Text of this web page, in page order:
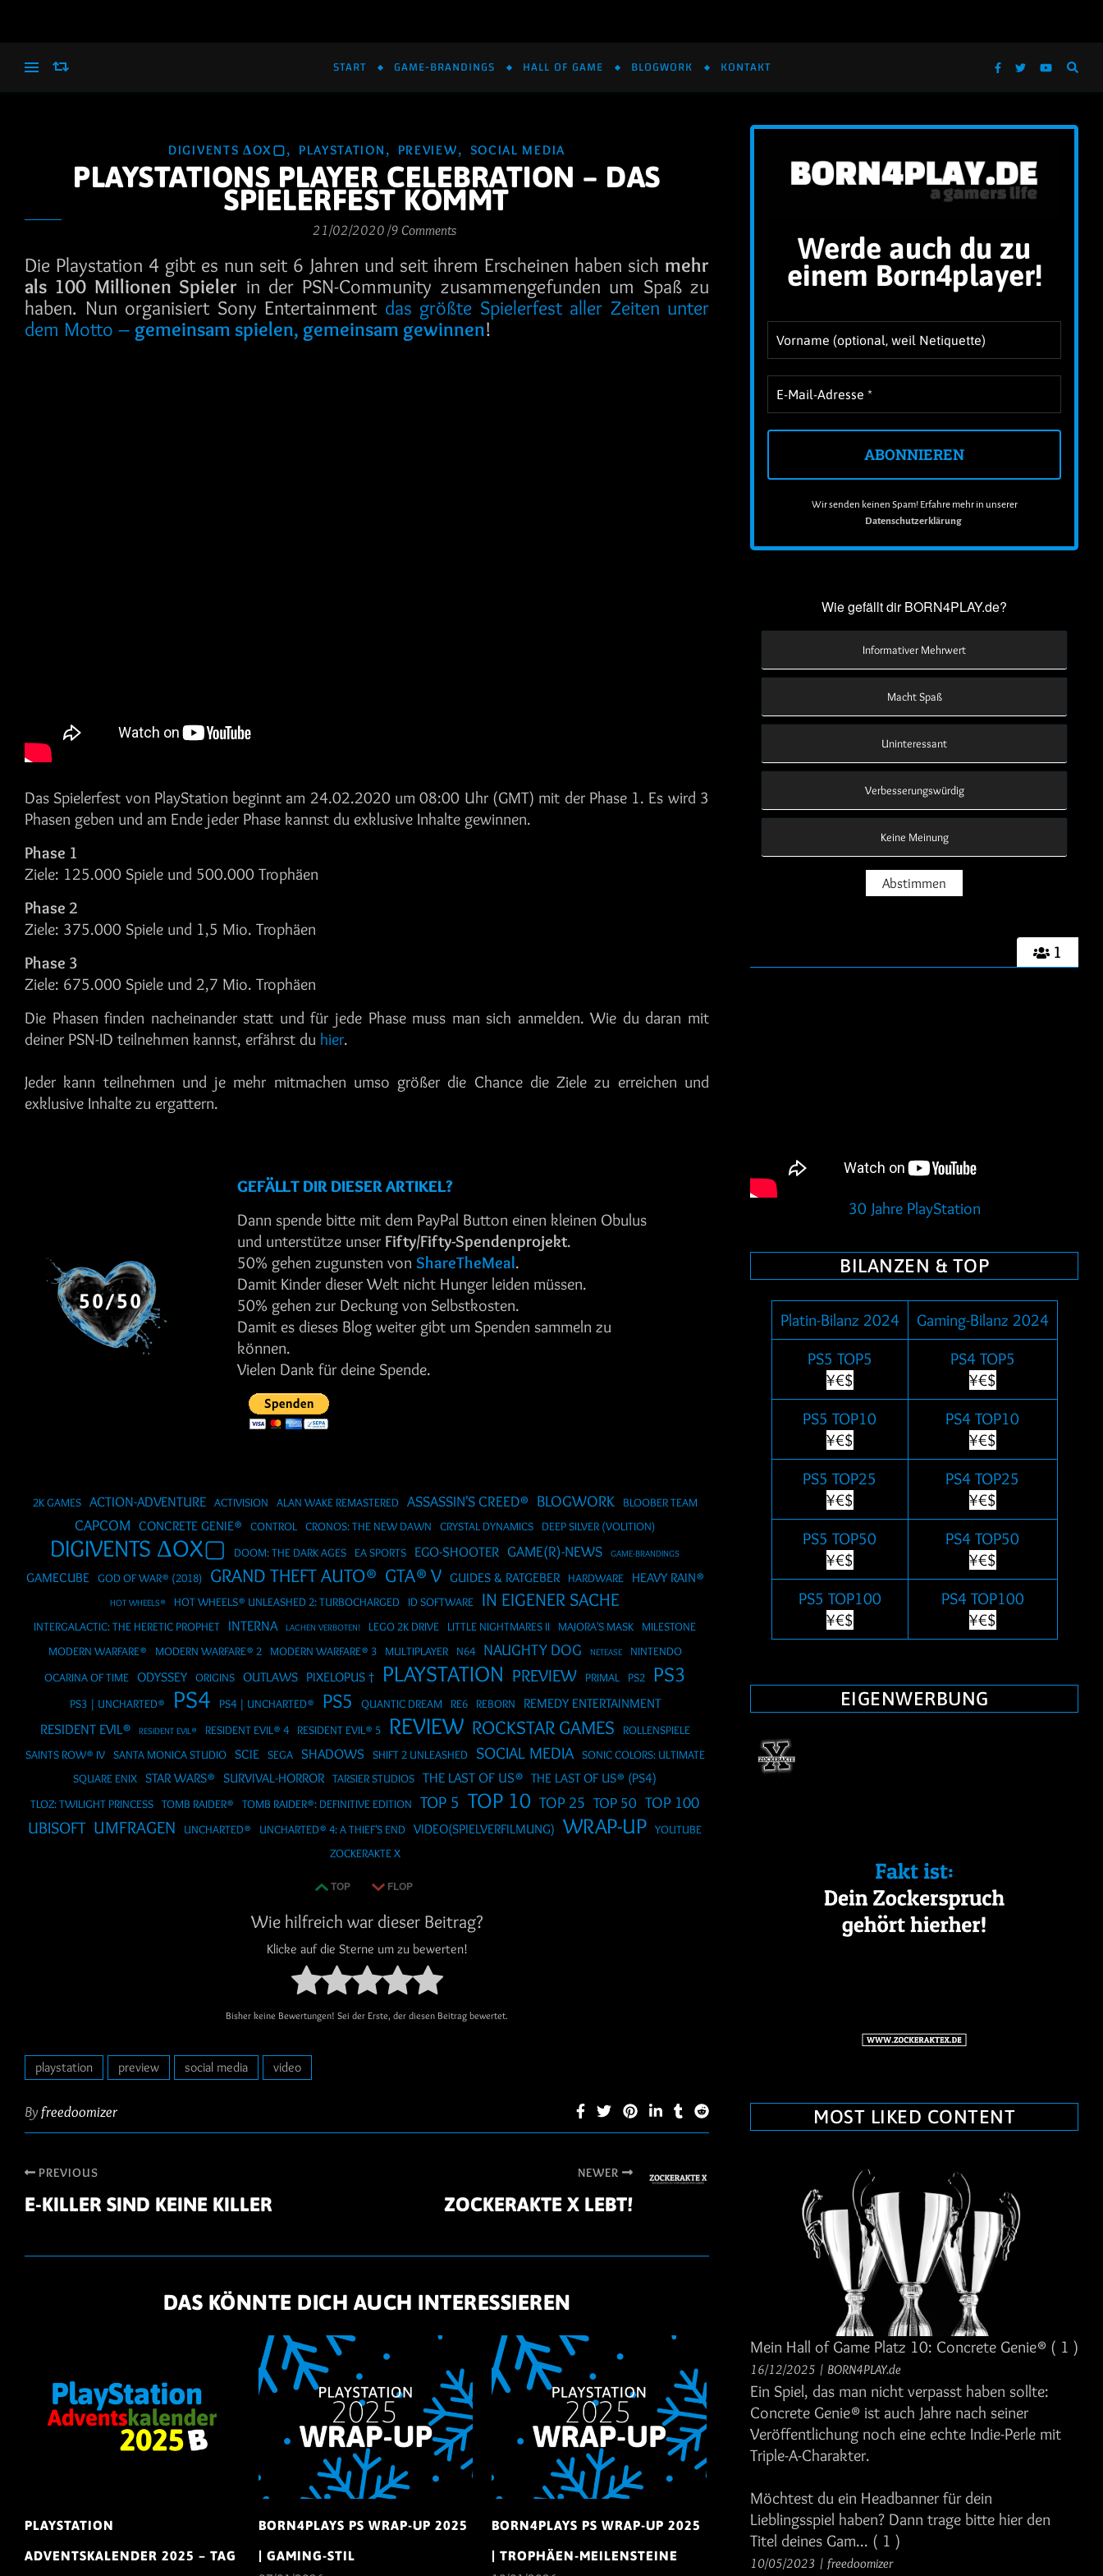
START GAME-BRANDINGS HALL OF GAME BLOGWORK KONTAKT
DIGIVENTS ΔOX▢, PLAYSTATION , PREVIEW, SOCIAL MEDIA
PLAYSTATIONS PLAYER CELEBRATION – DAS
SPIELERFEST KOMMT
21/02/2020 /9 Comments
Die Playstation 4 gibt es nun seit 6 Jahren und seit ihrem Erscheinen haben sich mehr
als 100 Millionen Spieler in der PSN-Community zusammengefunden um Spaß zu
haben. Nun organisiert Sony Entertainment das größte Spielerfest aller Zeiten unter
dem Motto – gemeinsam spielen, gemeinsam gewinnen!
Das Spielerfest von PlayStation beginnt am 24.02.2020 um 08:00 Uhr (GMT) mit der Phase 1. Es wird 3
Phasen geben und am Ende jeder Phase kannst du exklusive Inhalte gewinnen.
Phase 1
Ziele: 125.000 Spiele und 500.000 Trophäen
Phase 2
Ziele: 375.000 Spiele und 1,5 Mio. Trophäen
Phase 3
Ziele: 675.000 Spiele und 2,7 Mio. Trophäen
Die Phasen finden nacheinander statt und für jede Phase muss man sich anmelden. Wie du daran mit
deiner PSN-ID teilnehmen kannst, erfährst du hier.
Jeder kann teilnehmen und je mehr mitmachen umso größer die Chance die Ziele zu erreichen und
exklusive Inhalte zu ergattern.
GEFÄLLT DIR DIESER ARTIKEL?
Dann spende bitte mit dem PayPal Button einen kleinen Obulus
und unterstütze unser Fifty/Fifty-Spendenprojekt.
50% gehen zugunsten von ShareTheMeal.
Damit Kinder dieser Welt nicht Hunger leiden müssen.
50% gehen zur Deckung von Selbstkosten.
Damit es dieses Blog weiter gibt um Spenden sammeln zu
können.
Vielen Dank für deine Spende.
2K GAMES ACTION-ADVENTURE ACTIVISION ALAN WAKE REMASTERED ASSASSIN'S CREED® BLOGWORK BLOOBER TEAM
CAPCOM CONCRETE GENIE® CONTROL CRONOS: THE NEW DAWN CRYSTAL DYNAMICS DEEP SILVER (VOLITION)
DIGIVENTS ΔOX▢ DOOM: THE DARK AGES EA SPORTS EGO-SHOOTER GAME(R)-NEWS GAME-BRANDINGS
GAMECUBE GOD OF WAR® (2018) GRAND THEFT AUTO® GTA® V GUIDES & RATGEBER HARDWARE HEAVY RAIN®
HOT WHEELS® HOT WHEELS® UNLEASHED 2: TURBOCHARGED ID SOFTWARE IN EIGENER SACHE
INTERGALACTIC: THE HERETIC PROPHET INTERNA LACHEN VERBOTEN! LEGO 2K DRIVE LITTLE NIGHTMARES II MAJORA'S MASK
MILESTONE
MODERN WARFARE®
MODERN WARFARE® 2 MODERN WARFARE® 3 MULTIPLAYER N64 NAUGHTY DOG NETEASE
NINTENDO
OCARINA OF TIME ODYSSEY ORIGINS OUTLAWS PIXELOPUS † PLAYSTATION PREVIEW PRIMAL PS2 PS3
PS3 | UNCHARTED® PS4 PS4 | UNCHARTED® PS5 QUANTIC DREAM RE6 REBORN REMEDY ENTERTAINMENT
RESIDENT EVIL® RESIDENT EVIL® RESIDENT EVIL® 4 RESIDENT EVIL® 5 REVIEW ROCKSTAR GAMES
ROLLENSPIELE
SAINTS ROW® IV
SANTA MONICA STUDIO SCIE SEGA SHADOWS SHIFT 2 UNLEASHED SOCIAL MEDIA
SONIC COLORS: ULTIMATE
SQUARE ENIX STAR WARS® SURVIVAL-HORROR TARSIER STUDIOS THE LAST OF US® THE LAST OF US® (PS4)
TLOZ: TWILIGHT PRINCESS TOMB RAIDER® TOMB RAIDER®: DEFINITIVE EDITION TOP 5 TOP 10 TOP 25 TOP 50 TOP 100
UBISOFT UMFRAGEN UNCHARTED® UNCHARTED® 4: A THIEF'S END VIDEO(SPIELVERFILMUNG) WRAP-UP YOUTUBE
ZOCKERAKTE X
TOP FLOP
Wie hilfreich war dieser Beitrag?
Klicke auf die Sterne um zu bewerten!
Bisher keine Bewertungen! Sei der Erste, der diesen Beitrag bewertet.
playstation preview social media video
Byfreedoomizer
PREVIOUS
E-KILLER SIND KEINE KILLER
NEWER
ZOCKERAKTE X LEBT!
DAS KÖNNTE DICH AUCH INTERESSIEREN
PLAYSTATION
ADVENTSKALENDER 2025 – TAG
BORN4PLAYS PS WRAP-UP 2025
| GAMING-STIL
BORN4PLAYS PS WRAP-UP 2025
| TROPHÄEN-MEILENSTEINE
Werde auch du zu
einem Born4player!
Wir senden keinen Spam! Erfahre mehr in unserer
Datenschutzerklärung.
1
Wie gefällt dir BORN4PLAY.de?
Informativer Mehrwert
Macht Spaß
Uninteressant
Verbesserungswürdig
Keine Meinung
30 Jahre PlayStation
BILANZEN & TOP
Platin-Bilanz 2024
Gaming-Bilanz 2024
PS5 TOP5
¥€$
PS4 TOP5
¥€$
PS5 TOP10
¥€$
PS4 TOP10
¥€$
PS5 TOP25
¥€$
PS4 TOP25
¥€$
PS5 TOP50
¥€$
PS4 TOP50
¥€$
PS5 TOP100
¥€$
PS4 TOP100
¥€$
EIGENWERBUNG
MOST LIKED CONTENT
Mein Hall of Game Platz 10: Concrete Genie® ( 1 )
16/12/2025 / BORN4PLAY.de
Ein Spiel, das man nicht verpasst haben sollte:
Concrete Genie® ist auch Jahre nach seiner
Veröffentlichung noch eine echte Indie-Perle mit
Triple-A-Charakter.
Möchtest du ein Headbanner für dein
Lieblingsspiel haben? Dann trage bitte hier den
Titel deines Gam... ( 1 )
10/05/2023 / freedoomizer